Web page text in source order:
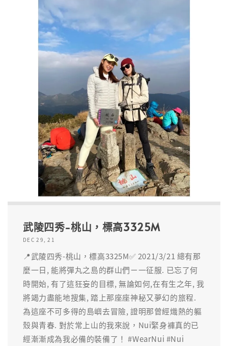
武陵四秀-桃山，標高3325M
DEC 29, 21
📍武陵四秀-桃山，標高3325M✅ 2021/3/21 總有那
麼一日, 能將彈丸之島的群山們ㄧ一征服. 已忘了何
時開始, 有了這狂妄的目標, 無論如何,在有生之年, 我
將竭力盡能地搜集, 踏上那座座神秘又夢幻的旅程.
為這座不可多得的島嶼去冒險, 證明那曾經熾熱的軀
殼與青春. 對於常上山的我來說，Nui緊身褲真的已
經漸漸成為我必備的裝備了！ #WearNui #Nui